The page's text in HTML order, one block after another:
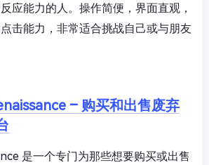
应能力的人。操作简便，界面直观，
击能力，非常适合挑战自己或与朋友
– 购买和出售废弃
是一个专门为那些想要购买或出售